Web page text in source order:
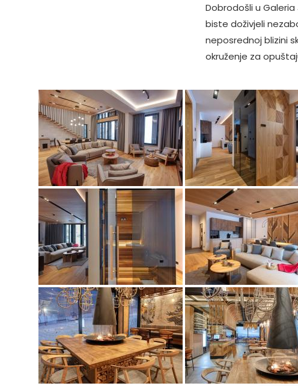
Dobrodošli u
biste doživjeli
neposrednoj blizini
okruženje za